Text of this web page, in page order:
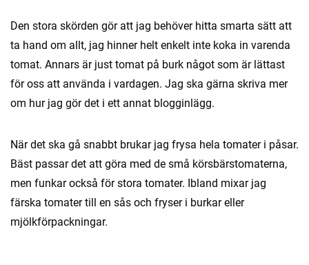
Den stora skörden gör att jag behöver hitta smarta sätt att
ta hand om allt, jag hinner helt enkelt inte koka in varenda
tomat. Annars är just tomat på burk något som är lättast
för oss att använda i vardagen. Jag ska gärna skriva mer
om hur jag gör det i ett annat blogginlägg.
När det ska gå snabbt brukar jag frysa hela tomater i påsar.
Bäst passar det att göra med de små körsbärstomaterna,
men funkar också för stora tomater. Ibland mixar jag
färska tomater till en sås och fryser i burkar eller
mjölkförpackningar.